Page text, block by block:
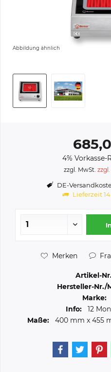
Abbildung ähnlich
4% Vorkasse-
zzgl. MwSt.
DE-
Lieferzeit
Merken
Artikel-
Hersteller-Nr./
Marke:
Info:
12
Maße:
400 mm x 455